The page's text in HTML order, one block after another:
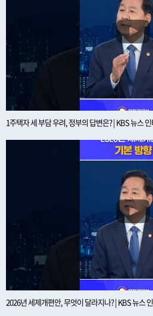
1주택자 세 부담 우려, 정부의 답변은? | KBS 뉴스
2026년 세제개편안, 무엇이 달라지나? | KBS 뉴스